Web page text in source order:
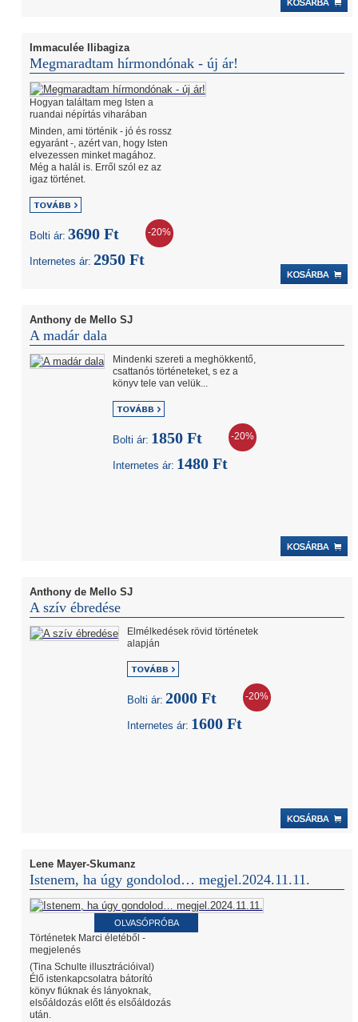
Immaculée Ilibagiza
Megmaradtam hírmondónak - új ár!
Hogyan találtam meg Isten a
ruandai népírtás viharában
Minden, ami történik - jó és rossz
egyaránt -, azért van, hogy Isten
elvezessen minket magához.
Még a halál is. Erről szól ez az
igaz történet.
Bolti ár: 3690 Ft -20%
Internetes ár: 2950 Ft
Anthony de Mello SJ
A madár dala
Mindenki szereti a meghökkentő,
csattanós történeteket, s ez a
könyv tele van velük...
Bolti ár: 1850 Ft -20%
Internetes ár: 1480 Ft
Anthony de Mello SJ
A szív ébredése
Elmélkedések rövid történetek
alapján
Bolti ár: 2000 Ft -20%
Internetes ár: 1600 Ft
Lene Mayer-Skumanz
Istenem, ha úgy gondolod… megjel.2024.11.11.
OLVASÓPRÓBA
Történetek Marci életéből -
megjelenés
(Tina Schulte illusztrációival)
Élő istenkapcsolatra bátorító
könyv fiúknak és lányoknak,
elsőáldozás előtt és elsőáldozás
után.